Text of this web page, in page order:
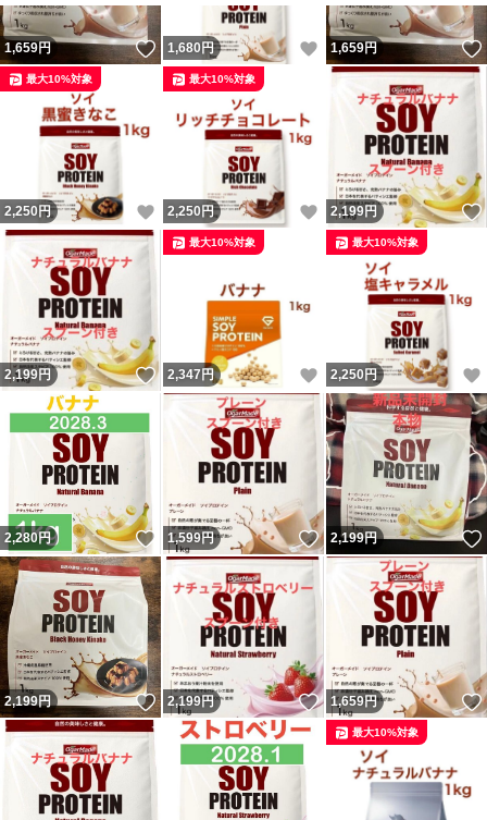
1,659円 いいね！
1,680 円 いいね！
1,659円
2,250 円 いいね！
最大10%対象
2,250 円 いいね！
最大10%対象
2,199円
2,199円 いいね！
2,347 円 いいね！
最大10%対象
2,250 円
最大10%対象
2,280円 いいね！
1,599円 いいね！
2,199円
2,199円 いいね！
2,199円 いいね！
1,659円
最大10%対象